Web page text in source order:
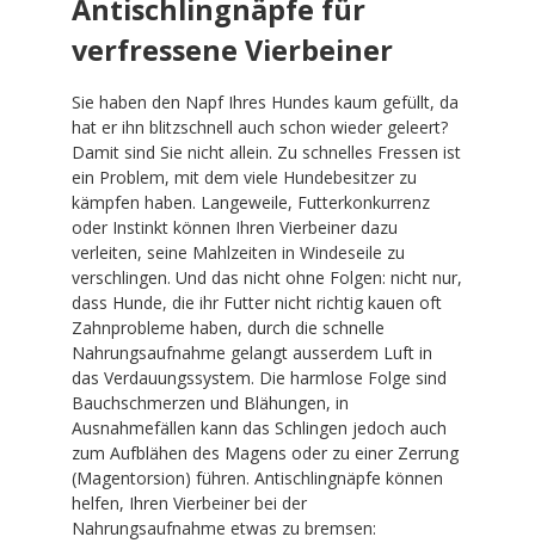
Antischlingnäpfe für
verfressene Vierbeiner
Sie haben den Napf Ihres Hundes kaum gefüllt, da
hat er ihn blitzschnell auch schon wieder geleert?
Damit sind Sie nicht allein. Zu schnelles Fressen ist
ein Problem, mit dem viele Hundebesitzer zu
kämpfen haben. Langeweile, Futterkonkurrenz
oder Instinkt können Ihren Vierbeiner dazu
verleiten, seine Mahlzeiten in Windeseile zu
verschlingen. Und das nicht ohne Folgen: nicht nur,
dass Hunde, die ihr Futter nicht richtig kauen oft
Zahnprobleme haben, durch die schnelle
Nahrungsaufnahme gelangt ausserdem Luft in
das Verdauungssystem. Die harmlose Folge sind
Bauchschmerzen und Blähungen, in
Ausnahmefällen kann das Schlingen jedoch auch
zum Aufblähen des Magens oder zu einer Zerrung
(Magentorsion) führen. Antischlingnäpfe können
helfen, Ihren Vierbeiner bei der
Nahrungsaufnahme etwas zu bremsen: